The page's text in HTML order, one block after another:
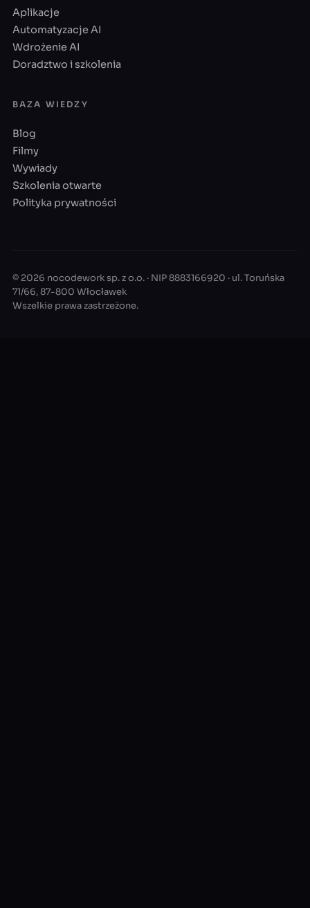
Aplikacje
Automatyzacje AI
Wdrożenie AI
Doradztwo i szkolenia
BAZA WIEDZY
Blog
Filmy
Wywiady
Szkolenia otwarte
Polityka prywatności
© 2026 nocodework sp. z o.o. · NIP 8883166920 · ul. Toruńska
71/66, 87-800 Włocławek
Wszelkie prawa zastrzeżone.